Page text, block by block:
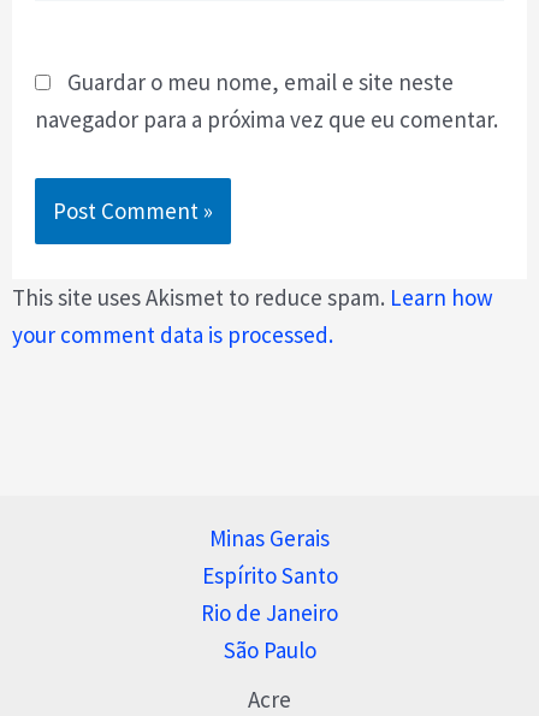
Guardar o meu nome, email e site neste
navegador para a próxima vez que eu comentar.
This site uses Akismet to reduce spam. Learn how
your comment data is processed.
Minas Gerais
Espírito Santo
Rio de Janeiro
São Paulo
Acre